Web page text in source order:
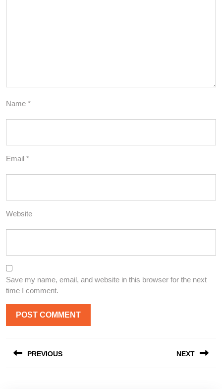
Name *
Email *
Website
Save my name, email, and website in this browser for the next
time I comment.
navigation
PREVIOUS NEXT